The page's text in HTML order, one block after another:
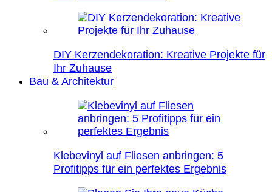
DIY Kerzendekoration: Kreative Projekte für
Ihr Zuhause
Bau & Architektur
Klebevinyl auf Fliesen anbringen: 5
Profitipps für ein perfektes Ergebnis